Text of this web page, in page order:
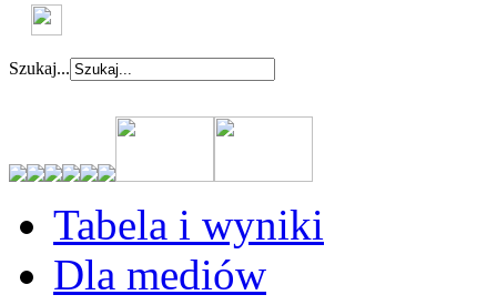
Szukaj...
Tabela i wyniki
Dla mediów